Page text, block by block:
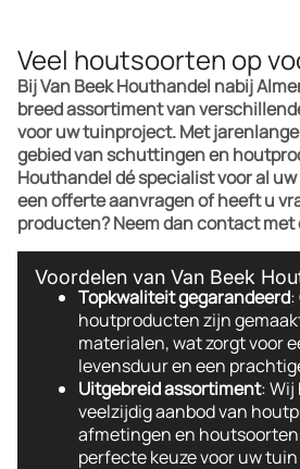
Veel houtsoorten op
Bij Van Beek Houthandel nabij
breed assortiment van
voor uw tuinproject. Met
gebied van schuttingen en
Houthandel dé specialist voor al
een offerte aanvragen of heeft u
producten? Neem dan contact met
Voordelen van Van Beek
Topkwaliteit gegarandeerd:
houtproducten zijn
materialen, wat zorgt voor
levensduur en een
Uitgebreid assortiment: Wij
veelzijdig aanbod van
afmetingen en
perfecte keuze voor uw